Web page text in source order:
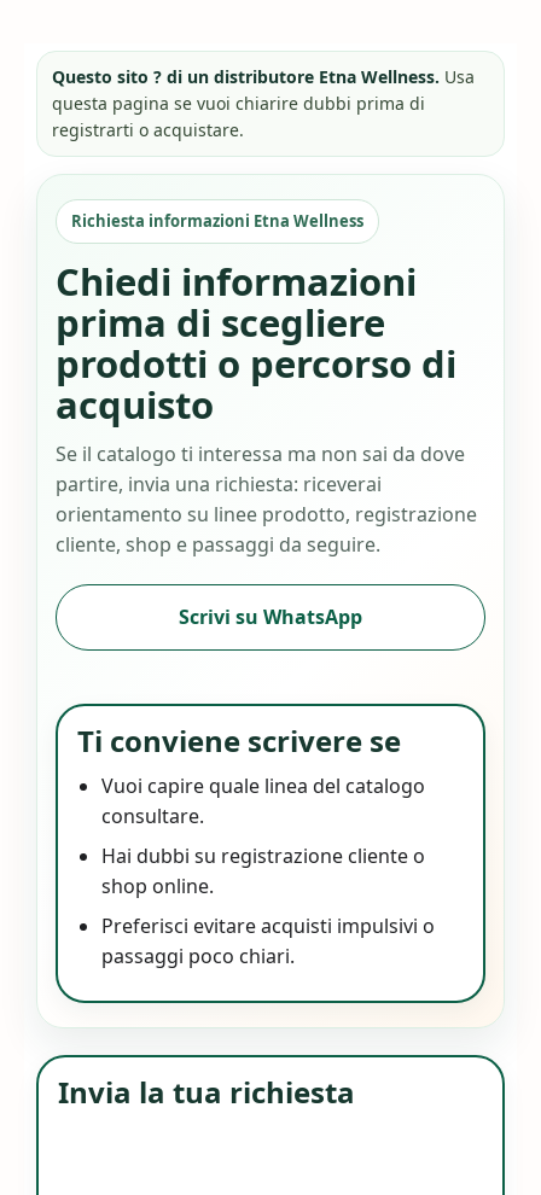
Questo sito ? di un distributore Etna Wellness. Usa
questa pagina se vuoi chiarire dubbi prima di
registrarti o acquistare.
Richiesta informazioni Etna Wellness
Chiedi informazioni
prima di scegliere
prodotti o percorso di
acquisto
Se il catalogo ti interessa ma non sai da dove
partire, invia una richiesta: riceverai
orientamento su linee prodotto, registrazione
cliente, shop e passaggi da seguire.
Scrivi su WhatsApp
Ti conviene scrivere se
Vuoi capire quale linea del catalogo
consultare.
Hai dubbi su registrazione cliente o
shop online.
Preferisci evitare acquisti impulsivi o
passaggi poco chiari.
Invia la tua richiesta